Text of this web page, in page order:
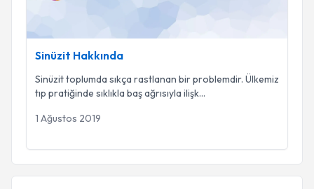
Sinüzit Hakkında
Sinüzit toplumda sıkça rastlanan bir problemdir. Ülkemiz
tıp pratiğinde sıklıkla baş ağrısıyla ilişk...
1 Ağustos 2019